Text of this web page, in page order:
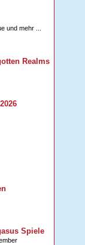
und mehr ...
Realms
Spiele